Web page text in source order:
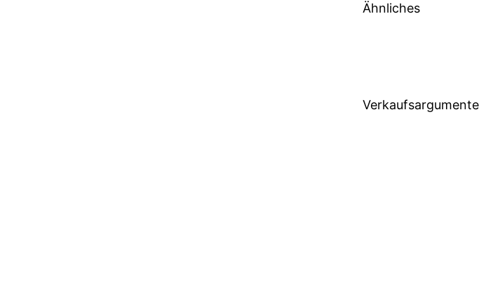
Ähnliches
Verkaufsargumente